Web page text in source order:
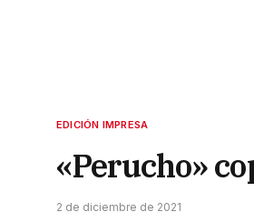
EDICIÓN IMPRESA
«Perucho»
2 de diciembre de 2021